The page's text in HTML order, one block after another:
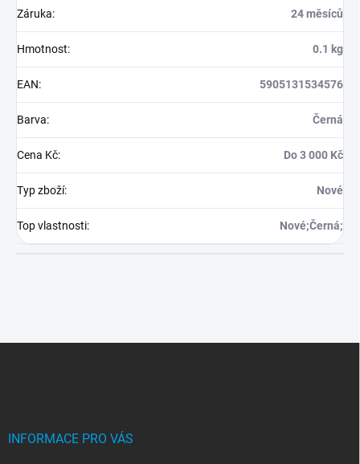
Záruka: 24 měsíců
Hmotnost: 0.1 kg
EAN: 5905131534576
Barva: Černá
Cena Kč: Do 3 000 Kč
Typ zboží: Nové
Top vlastnosti: Nové;Černá;
INFORMACE PRO VÁS